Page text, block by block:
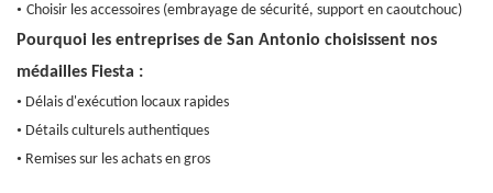
• Choisir les accessoires (embrayage de sécurité, support en caoutchouc)
Pourquoi les entreprises de San Antonio choisissent nos
médailles Fiesta :
• ​​ Délais d'exécution locaux rapides
• ​​ Détails culturels authentiques
• ​​ Remises sur les achats en gros